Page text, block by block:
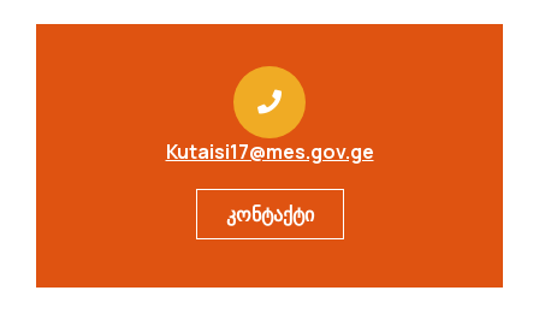
Kutaisi17@mes.gov.ge
კონტაქტი